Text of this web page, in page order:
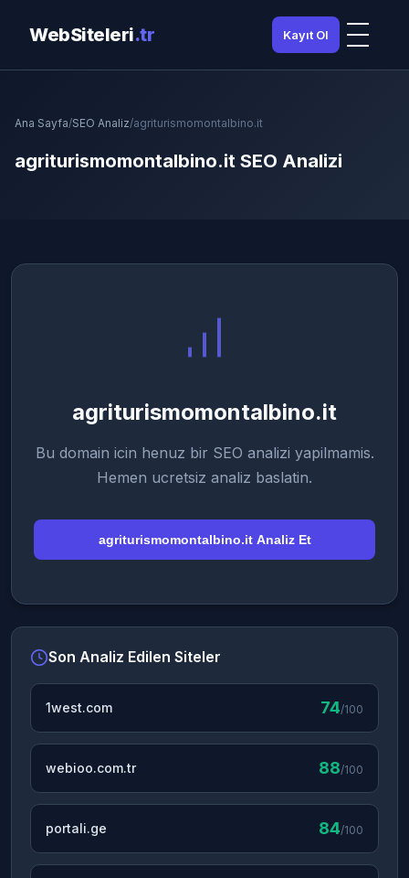
WebSiteleri.tr Kayıt Ol
Ana Sayfa/SEO Analiz/agriturismomontalbino.it
agriturismomontalbino.it SEO Analizi
agriturismomontalbino.it
Bu domain icin henuz bir SEO analizi yapilmamis.
Hemen ucretsiz analiz baslatin.
agriturismomontalbino.it Analiz Et
Son Analiz Edilen Siteler
1west.com 74/100
webioo.com.tr 88/100
portali.ge 84/100